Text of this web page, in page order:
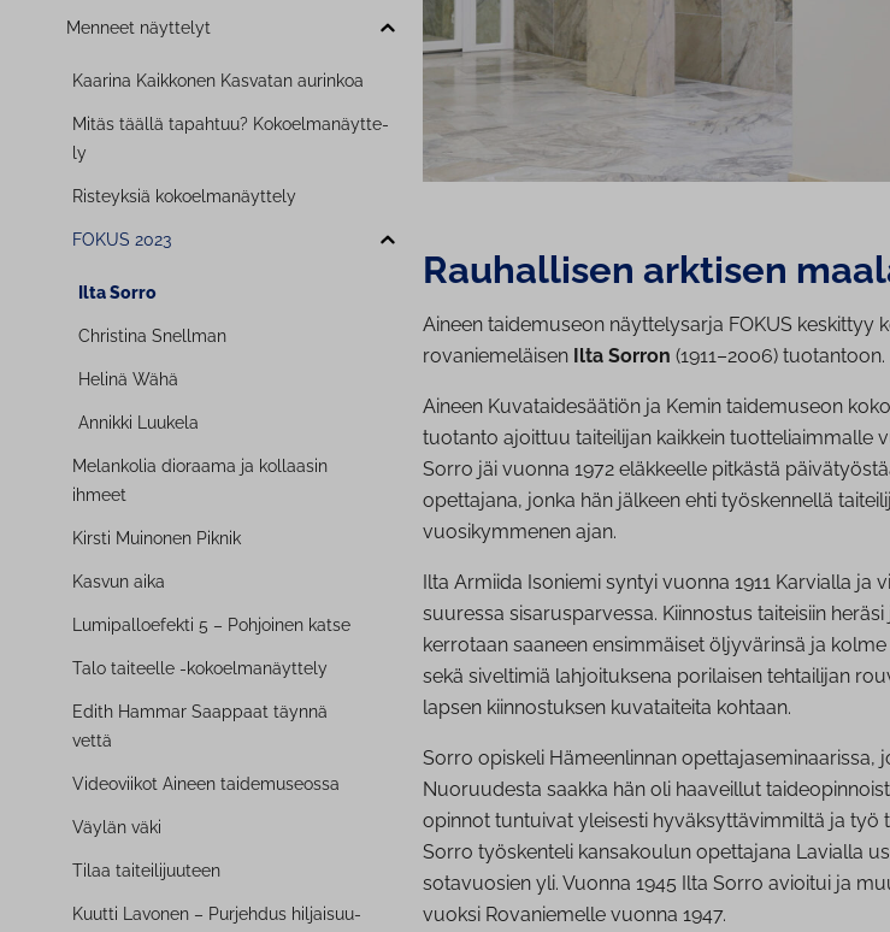
Menneet näyttelyt
Kaarina Kaikkonen Kasvatan aurinkoa
Mitäs täällä tapahtuu? Ko­koel­ma­näyt­te­
ly
Risteyksiä ko­koel­ma­näyt­te­ly
FOKUS 2023
Ilta Sorro
Christina Snellman
Helinä Wähä
Annikki Luukela
Melankolia dioraama ja kollaasin
ihmeet
Kirsti Muinonen Piknik
Kasvun aika
Lu­mi­pal­loe­fek­ti 5 – Pohjoinen katse
Talo taiteelle -ko­koel­ma­näyt­te­ly
Edith Hammar Saappaat täynnä
vettä
Videoviikot Aineen tai­de­museos­sa
Väylän väki
Tilaa tai­tei­li­juu­teen
Kuutti Lavonen – Purjehdus hil­jai­suu­
Rauhallisen arktisen
Aineen taidemuseon näyttelysarja FOKUS keskittyy
rovaniemeläisen Ilta Sorron (1911–2006) tuotantoon.
Aineen Kuvataidesäätiön ja Kemin taidemuseon
tuotanto ajoittuu taiteilijan kaikkein tuotteliaimmalle
Sorro jäi vuonna 1972 eläkkeelle pitkästä
opettajana, jonka hän jälkeen ehti työskennellä
vuosikymmenen ajan.
Ilta Armiida Isoniemi syntyi vuonna 1911 Karvialla ja
suuressa sisarusparvessa. Kiinnostus taiteisiin
kerrotaan saaneen ensimmäiset öljyvärinsä ja
sekä siveltimiä lahjoituksena porilaisen tehtailijan
lapsen kiinnostuksen kuvataiteita kohtaan.
Sorro opiskeli Hämeenlinnan opettajaseminaarissa,
Nuoruudesta saakka hän oli haaveillut
opinnot tuntuivat yleisesti hyväksyttävimmiltä ja työ
Sorro työskenteli kansakoulun opettajana Lavialla
sotavuosien yli. Vuonna 1945 Ilta Sorro avioitui ja
vuoksi Rovaniemelle vuonna 1947.